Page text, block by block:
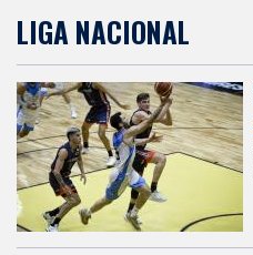
LIGA NACIONAL